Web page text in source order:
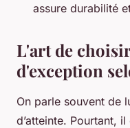
assure durabilité
L'art de
d'exception
On parle souvent de
d’atteinte. Pourtant,